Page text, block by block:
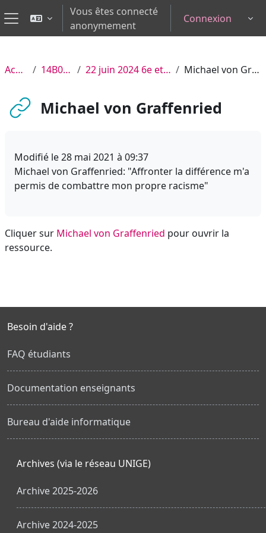
Passer au contenu principal
Panneau latéral
Vous êtes connecté
anonymement
Connexion
Accueil 14B030 CR 22 juin 2024 6e et 7e leçon) Michael von Graffenried
Michael von Graffenried
Modifié le 28 mai 2021 à 09:37
Michael von Graffenried: "Affronter la différence m'a
permis de combattre mon propre racisme"
Cliquer sur Michael von Graffenried pour ouvrir la
ressource.
Besoin d'aide ?
FAQ étudiants
Documentation enseignants
Bureau d'aide informatique
Archives (via le réseau UNIGE)
Archive 2025-2026
Archive 2024-2025